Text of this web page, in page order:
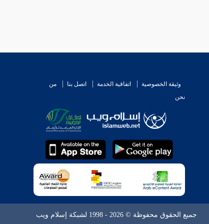
وثيقة الخصوصية اتفاقية الخدمة اتصل بنا
من
نحن
جميع الحقوق محفوظة © 2026 - 1998 لشبكة إسلام ويب